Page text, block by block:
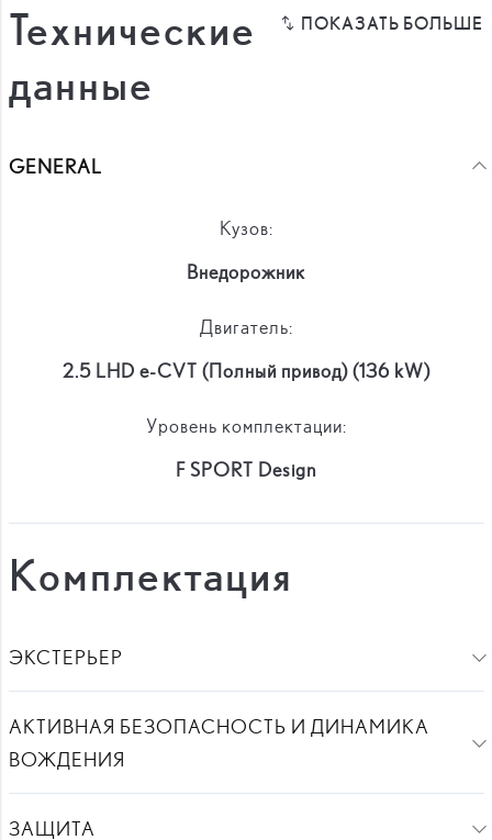
Технические
данные
GENERAL
Кузов:
Внедорожник
Двигатель:
2.5 LHD e-CVT (Полный привод) (136 kW)
Уровень комплектации:
F SPORT Design
Комплектация
ЭКСТЕРЬЕР
АКТИВНАЯ БЕЗОПАСНОСТЬ И ДИНАМИКА
ВОЖДЕНИЯ
ЗАЩИТА